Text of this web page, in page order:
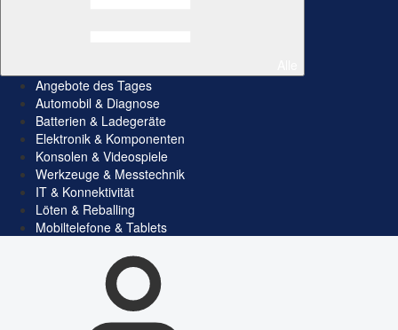
Angebote des Tages
Automobil & Diagnose
Batterien & Ladegeräte
Elektronik & Komponenten
Konsolen & Videospiele
Werkzeuge & Messtechnik
IT & Konnektivität
Löten & Reballing
Mobiltelefone & Tablets